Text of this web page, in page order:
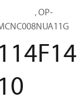
Optyma™, OP-
114F14
10